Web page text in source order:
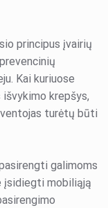
principus įvairių
Kai kuriuose
krepšys,
turėtų būti
galimoms
įsidiegti mobiliąją